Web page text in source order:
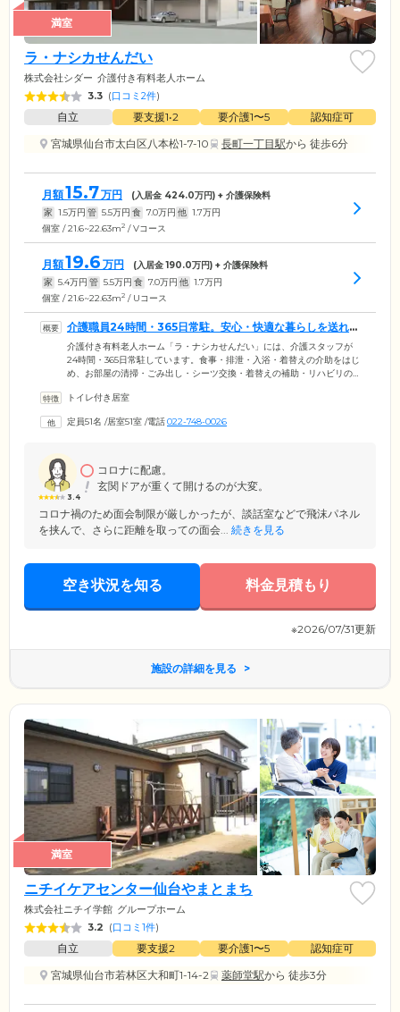
満室
ラ・ナシカせんだい
株式会社シダー 介護付き有料老人ホーム
3.3 (口コミ2件)
自立 要支援1•2 要介護1〜5
認知症可
宮城県仙台市太白区八本松1-7-10
長町一丁目駅から 徒歩6分
月額15.7万円 (入居金 424.0万円) + 介護保険料
家 1.5万円 管 5.5万円 食 7.0万円 他 1.7万円
個室 / 21.6~22.63m2 / Vコース
月額19.6 万円 (入居金190.0万円) + 介護保険料
家 5.4万円 管 5.5万円 食 7.0万円 他 1.7万円
個室 / 21.6~22.63m2 / Uコース
介護職員24時間・365日常駐。安心・快適な暮らしを送れま
す
介護付き有料老人ホーム「ラ・ナシカせんだい」には、介護スタッフが
24時間・365日常駐しています。食事・排泄・入浴・着替えの介助をはじ
め、お部屋の清掃・ごみ出し・シーツ交換・着替えの補助・リハビリの
お手伝いしています。 買物(指定日)の代行や役所への手続き(月1回指定
ナースコールがあり、体調不良時やトラブル発生時はいつでもスタッフ
トイレ付き居室
定員51名 /居室51室 /電話022-748-0026
3.4
コロナに配慮。
玄関ドアが重くて開けるのが大変。
コロナ禍のため面会制限が厳しかったが、談話室などで飛沫パネル
を挟んで、さらに距離を取っての面会... 続きを見る
空き状況を知る 料金見積もり
※2026/07/31更新
施設の詳細を見る
満室
ニチイケアセンター仙台やまとまち
株式会社ニチイ学館 グループホーム
3.2 (口コミ1件)
自立 要支援2 要介護1〜5
認知症可
宮城県仙台市若林区大和町1-14-2
薬師堂駅から 徒歩3分